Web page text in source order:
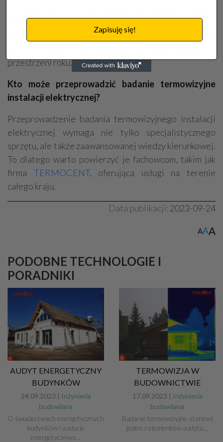
Zwłaszcza w przedsiębiorstwach stosujących
energochłonne procesy produkcyjne, koszty te mogą
przestrzeni roku.
Kto może przeprowadzić badanie termowizyjne
instalacji elektrycznej?
Przeprowadzenie badania termowizyjnego instalacji
elektrycznej wymaga nie tylko specjalistycznego
sprzętu, ale także zaawansowanej wiedzy kierunkowej.
To dlatego warto powierzyć je fachowcom, takim jak
firma TERMOCENT, oferująca usługi na terenie
całego kraju.
Data publikacji: 2023-09-24
AAA
PODOBNE TECHNOLOGIE I
PORADNIKI
AUDYT ENERGETYCZNY
BUDYNKÓW
24.09.2023 | Inżynieria
budowlana
O świadectwach energetycznych
budynków i audycie
energetycznym...
TERMOWIZJA W
BUDOWNICTWIE
17.09.2023 | Inżynieria
budowlana
Badanie termowizyjne stanowi
jeden z elementów audytu...
Zapisuję się!